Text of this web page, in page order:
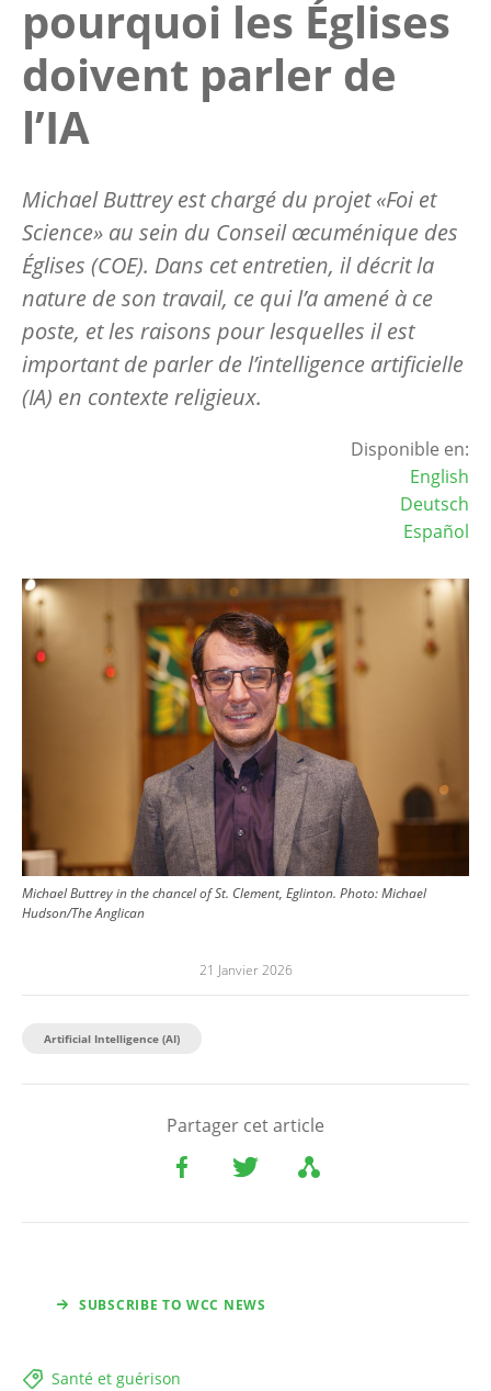
pourquoi les Églises
doivent parler de
l’IA
Michael Buttrey est chargé du projet «Foi et
Science» au sein du Conseil œcuménique des
Églises (COE). Dans cet entretien, il décrit la
nature de son travail, ce qui l’a amené à ce
poste, et les raisons pour lesquelles il est
important de parler de l’intelligence artificielle
(IA) en contexte religieux.
Disponible en:
English
Deutsch
Español
Image
Michael Buttrey in the chancel of St. Clement, Eglinton. Photo:Michael
Hudson/The Anglican
21 Janvier 2026
Artificial Intelligence (AI)
Partager cet article
SUBSCRIBE TO WCC NEWS
Santé et guérison